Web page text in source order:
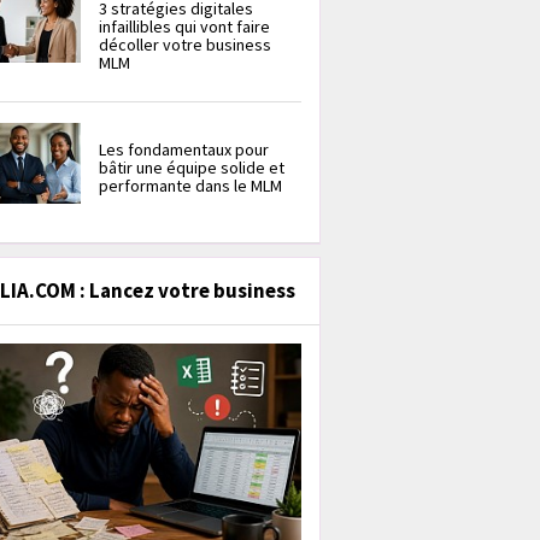
3 stratégies digitales
infaillibles qui vont faire
décoller votre business
MLM
Les fondamentaux pour
bâtir une équipe solide et
performante dans le MLM
: Lancez votre business